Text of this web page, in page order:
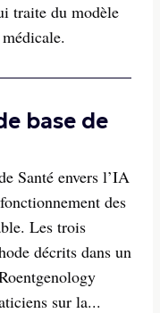
traite du modèle
base de
Santé envers l’IA
des
Les trois
décrits dans un
sur la...